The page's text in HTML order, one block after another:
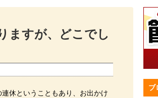
ますが、どこでし
休ということもあり、お出かけ
ブ